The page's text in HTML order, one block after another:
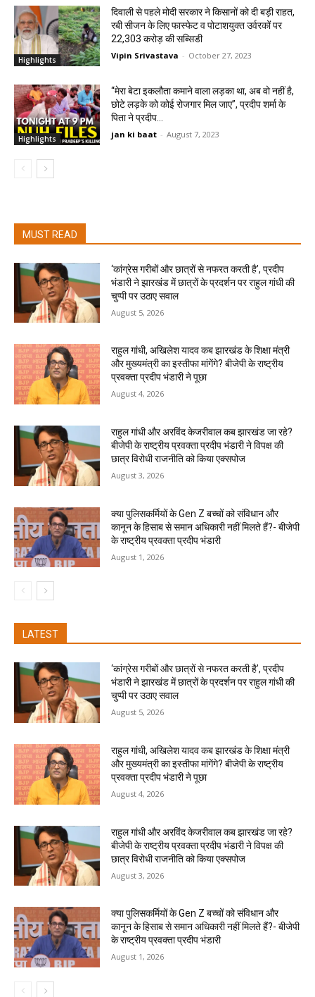
Highlights
दिवाली से पहले मोदी सरकार ने किसानों को दी बड़ी राहत,
रबी सीजन के लिए फास्फेट व पोटाशयुक्त उर्वरकों पर
22,303 करोड़ की सब्सिडी
Vipin Srivastava - October 27, 2023
Highlights
“मेरा बेटा इकलौता कमाने वाला लड़का था, अब वो नहीं है,
छोटे लड़के को कोई रोजगार मिल जाए”, प्रदीप शर्मा के
पिता ने प्रदीप...
jan ki baat - August 7, 2023
MUST READ
‘कांग्रेस गरीबों और छात्रों से नफरत करती है’, प्रदीप
भंडारी ने झारखंड में छात्रों के प्रदर्शन पर राहुल गांधी की
चुप्पी पर उठाए सवाल
August 5, 2026
राहुल गांधी, अखिलेश यादव कब झारखंड के शिक्षा मंत्री
और मुख्यमंत्री का इस्तीफा मांगेंगे? बीजेपी के राष्ट्रीय
प्रवक्ता प्रदीप भंडारी ने पूछा
August 4, 2026
राहुल गांधी और अरविंद केजरीवाल कब झारखंड जा रहे?
बीजेपी के राष्ट्रीय प्रवक्ता प्रदीप भंडारी ने विपक्ष की
छात्र विरोधी राजनीति को किया एक्सपोज
August 3, 2026
क्या पुलिसकर्मियों के Gen Z बच्चों को संविधान और
कानून के हिसाब से समान अधिकारी नहीं मिलते हैं?- बीजेपी
के राष्ट्रीय प्रवक्ता प्रदीप भंडारी
August 1, 2026
LATEST
‘कांग्रेस गरीबों और छात्रों से नफरत करती है’, प्रदीप
भंडारी ने झारखंड में छात्रों के प्रदर्शन पर राहुल गांधी की
चुप्पी पर उठाए सवाल
August 5, 2026
राहुल गांधी, अखिलेश यादव कब झारखंड के शिक्षा मंत्री
और मुख्यमंत्री का इस्तीफा मांगेंगे? बीजेपी के राष्ट्रीय
प्रवक्ता प्रदीप भंडारी ने पूछा
August 4, 2026
राहुल गांधी और अरविंद केजरीवाल कब झारखंड जा रहे?
बीजेपी के राष्ट्रीय प्रवक्ता प्रदीप भंडारी ने विपक्ष की
छात्र विरोधी राजनीति को किया एक्सपोज
August 3, 2026
क्या पुलिसकर्मियों के Gen Z बच्चों को संविधान और
कानून के हिसाब से समान अधिकारी नहीं मिलते हैं?- बीजेपी
के राष्ट्रीय प्रवक्ता प्रदीप भंडारी
August 1, 2026